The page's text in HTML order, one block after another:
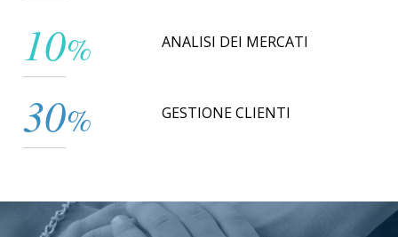
10% ANALISI DEI MERCATI
30% GESTIONE CLIENTI